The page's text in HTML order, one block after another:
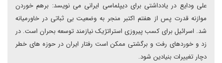
علی ودایع در یادداشتی برای دیپلماسی ایرانی می نویسد: برهم خوردن
موازنه قدرت پس از هفتم اکتبر منجر به وضعیت بی ثباتی در خاورمیانه
شد. اسرائیل برای کسب پیروزی استراتژیک نیازمند توسعه بحران است. در
زد و خوردهای رفت و برگشتی ممکن است رفتار ایران در حوزه های خطر
دچار تغییرات بنیادین شود.